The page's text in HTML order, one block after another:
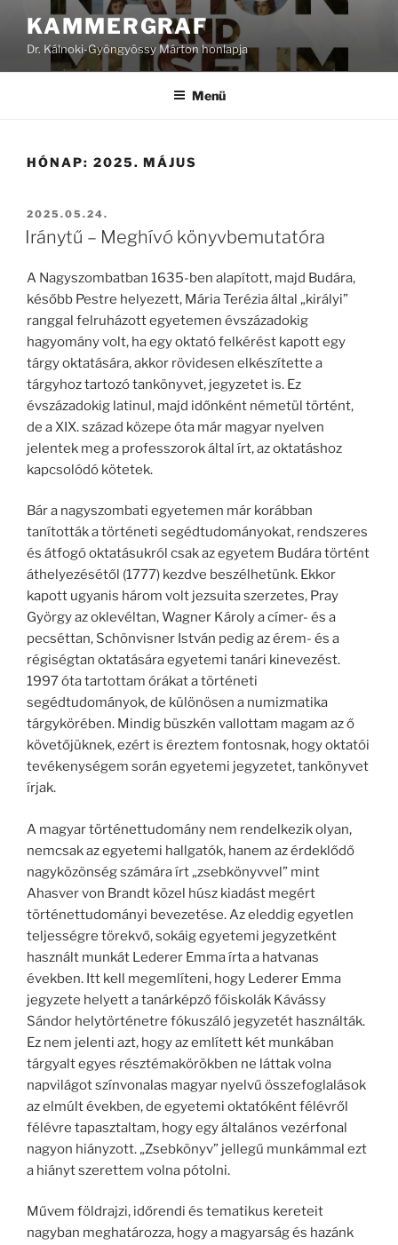
Tartalomhoz
KAMMERGRAF
Dr. Kálnoki-Gyöngyössy Márton honlapja
Menü
HÓNAP: 2025. MÁJUS
BEKÜLDVE:
2025.05.24.
Iránytű – Meghívó könyvbemutatóra
A Nagyszombatban 1635-ben alapított, majd Budára,
később Pestre helyezett, Mária Terézia által „királyi”
ranggal felruházott egyetemen évszázadokig
hagyomány volt, ha egy oktató felkérést kapott egy
tárgy oktatására, akkor rövidesen elkészítette a
tárgyhoz tartozó tankönyvet, jegyzetet is. Ez
évszázadokig latinul, majd időnként németül történt,
de a XIX. század közepe óta már magyar nyelven
jelentek meg a professzorok által írt, az oktatáshoz
kapcsolódó kötetek.
Bár a nagyszombati egyetemen már korábban
tanították a történeti segédtudományokat, rendszeres
és átfogó oktatásukról csak az egyetem Budára történt
áthelyezésétől (1777) kezdve beszélhetünk. Ekkor
kapott ugyanis három volt jezsuita szerzetes, Pray
György az oklevéltan, Wagner Károly a címer- és a
pecséttan, Schönvisner István pedig az érem- és a
régiségtan oktatására egyetemi tanári kinevezést.
1997 óta tartottam órákat a történeti
segédtudományok, de különösen a numizmatika
tárgykörében. Mindig büszkén vallottam magam az ő
követőjüknek, ezért is éreztem fontosnak, hogy oktatói
tevékenységem során egyetemi jegyzetet, tankönyvet
írjak.
A magyar történettudomány nem rendelkezik olyan,
nemcsak az egyetemi hallgatók, hanem az érdeklődő
nagyközönség számára írt „zsebkönyvvel” mint
Ahasver von Brandt közel húsz kiadást megért
történettudományi bevezetése. Az eleddig egyetlen
teljességre törekvő, sokáig egyetemi jegyzetként
használt munkát Lederer Emma írta a hatvanas
években. Itt kell megemlíteni, hogy Lederer Emma
jegyzete helyett a tanárképző főiskolák Kávássy
Sándor helytörténetre fókuszáló jegyzetét használták.
Ez nem jelenti azt, hogy az említett két munkában
tárgyalt egyes résztémakörökben ne láttak volna
napvilágot színvonalas magyar nyelvű összefoglalások
az elmúlt években, de egyetemi oktatóként félévről
félévre tapasztaltam, hogy egy általános vezérfonal
nagyon hiányzott. „Zsebkönyv” jellegű munkámmal ezt
a hiányt szerettem volna pótolni.
Művem földrajzi, időrendi és tematikus kereteit
nagyban meghatározza, hogy a magyarság és hazánk